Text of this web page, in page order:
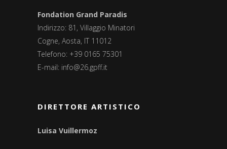
Fondation Grand Paradis
Indirizzo: 81, Villaggio Minatori
Cogne, Aosta, IT 11012
Telefono: +39 0165 75301
E-mail: info@26.gpff.it
DIRETTORE ARTISTICO
Luisa Vuillermoz